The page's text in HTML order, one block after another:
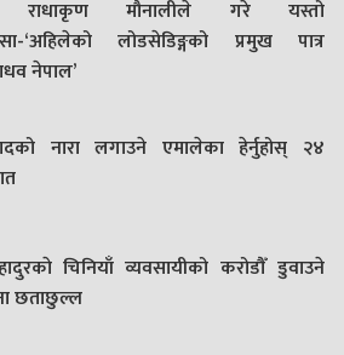
राधाकृण मौनालीले गरे यस्तो
‘अहिलेको लोडसेडिङ्गको प्रमुख पात्र
नेपाल’
नारा लगाउने एमालेका हेर्नुहोस् २४
चिनियाँ व्यवसायीको करोडौँ डुवाउने
छताछुल्ल